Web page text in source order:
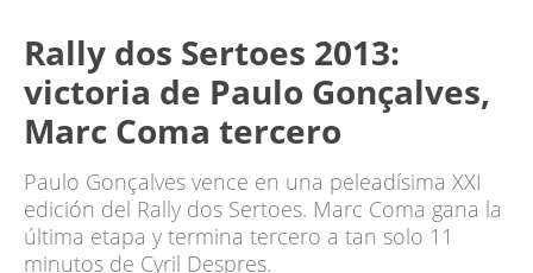
Rally dos Sertoes 2013:
victoria de Paulo Gonçalves,
Marc Coma tercero
Paulo Gonçalves vence en una peleadísima XXI
edición del Rally dos Sertoes. Marc Coma gana la
última etapa y termina tercero a tan solo 11
minutos de Cyril Despres.